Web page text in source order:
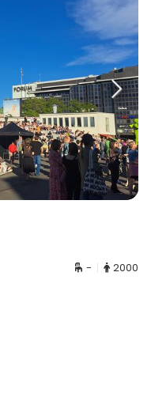
- 2000